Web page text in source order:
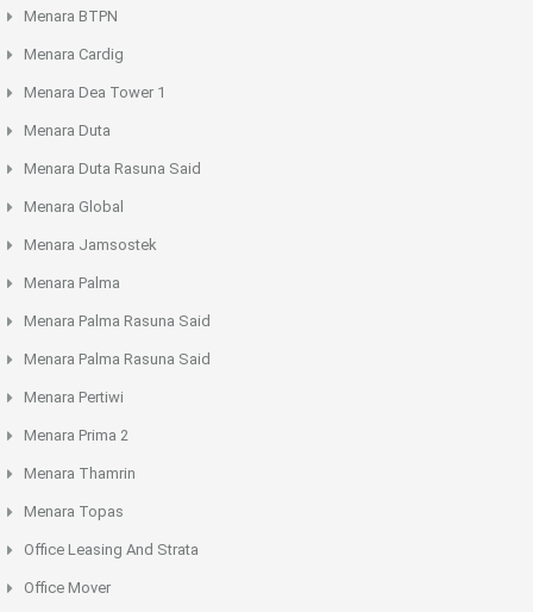
Menara BTPN
Menara Cardig
Menara Dea Tower 1
Menara Duta
Menara Duta Rasuna Said
Menara Global
Menara Jamsostek
Menara Palma
Menara Palma Rasuna Said
Menara Palma Rasuna Said
Menara Pertiwi
Menara Prima 2
Menara Thamrin
Menara Topas
Office Leasing And Strata
Office Mover